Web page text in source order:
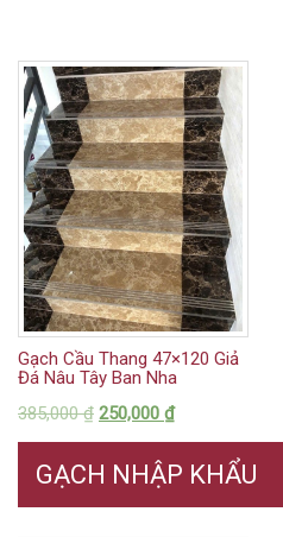
Gạch Cầu Thang 47×120 Giả
Đá Nâu Tây Ban Nha
385,000₫ 250,000 ₫
GẠCH NHẬP KHẨU